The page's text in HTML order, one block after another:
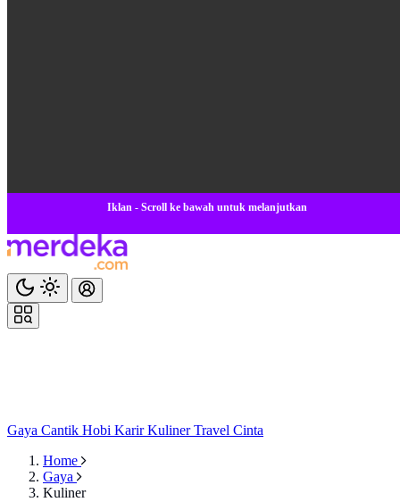
Iklan - Scroll ke bawah untuk melanjutkan
Gaya Cantik Hobi KarirKulinerTravel Cinta
Home
Gaya
Kuliner